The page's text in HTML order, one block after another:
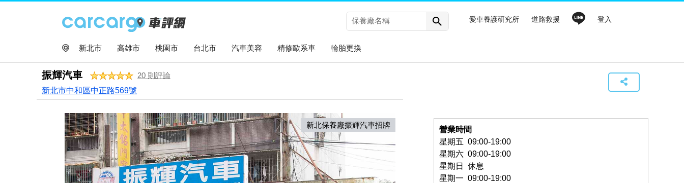
愛車養護研究所 道路救援 登入
新北市 高雄市 桃園市 台北市 汽車美容 精修歐系車 輪胎更換
振輝汽車
20 則評論
新北市中和區中正路569號
新北保養廠振輝汽車招牌
營業時間
星期五 09:00-19:00
星期六 09:00-19:00
星期日 休息
星期一 09:00-19:00